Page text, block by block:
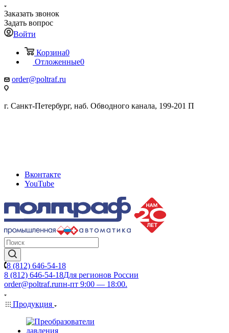
Заказать звонок
Задать вопрос
Войти
Корзина0
Отложенные0
order@poltraf.ru
г. Санкт-Петербург, наб. Обводного канала, 199-201 П
Вконтакте
YouTube
8 (812) 646-54-18
8 (812) 646-54-18Для регионов России
order@poltraf.ruпн-пт 9:00 — 18:00.
Продукция